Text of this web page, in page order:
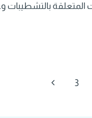
المتعلقة بالتشطيبات
3
الصفحة